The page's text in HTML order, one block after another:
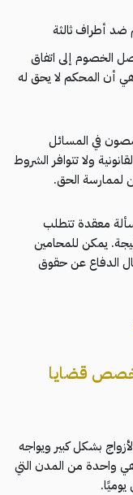
ضد أطراف ثالثة
الخصوم إلى اتفاق
أن المحكم لا يحق له
في المسائل
ولا تتوافر الشروط
لممارسة الحق.
معقدة تتطلب
يمكن للمحامين
الدفاع عن حقوق
قضايا
بشكل كبير ويواجه
واحدة من المدن التي